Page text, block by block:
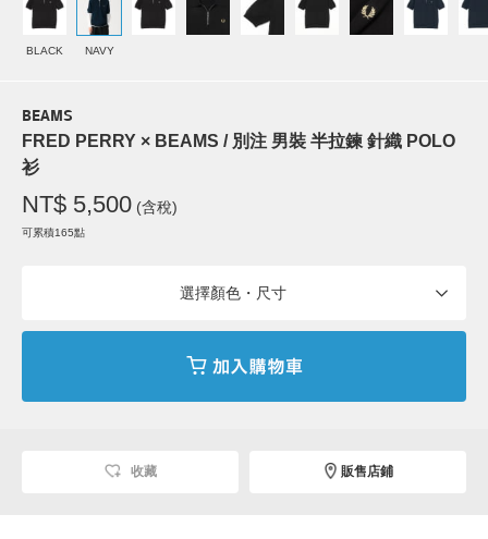
BLACK NAVY
BEAMS
FRED PERRY × BEAMS / 別注 男裝 半拉鍊 針織 POLO
衫
NT$ 5,500 (含稅)
可累積165點
選擇顏色・尺寸
收藏 販售店鋪